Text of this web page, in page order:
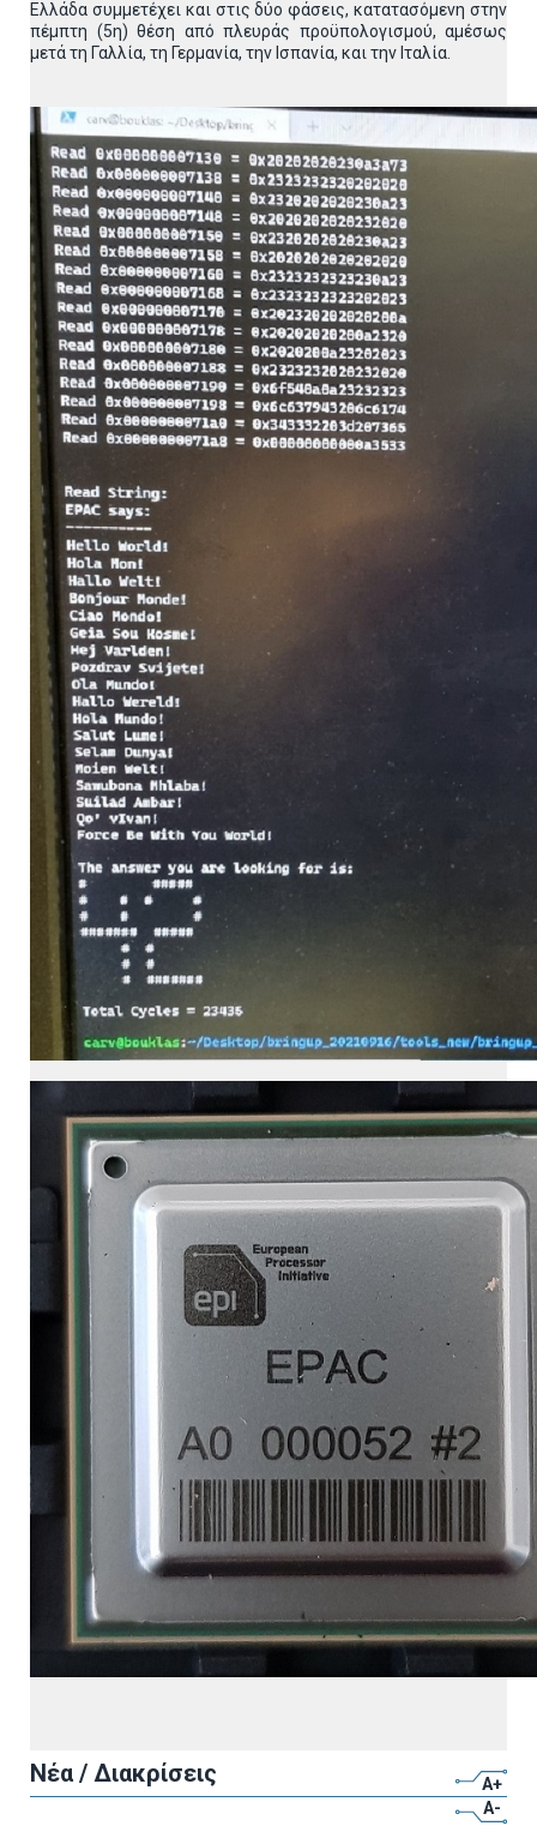
Ελλάδα συμμετέχει και στις δύο φάσεις, κατατασόμενη στην
πέμπτη (5η) θέση από πλευράς προϋπολογισμού, αμέσως
μετά τη Γαλλία, τη Γερμανία, την Ισπανία, και την Ιταλία.
Νέα / Διακρίσεις
A+
A-